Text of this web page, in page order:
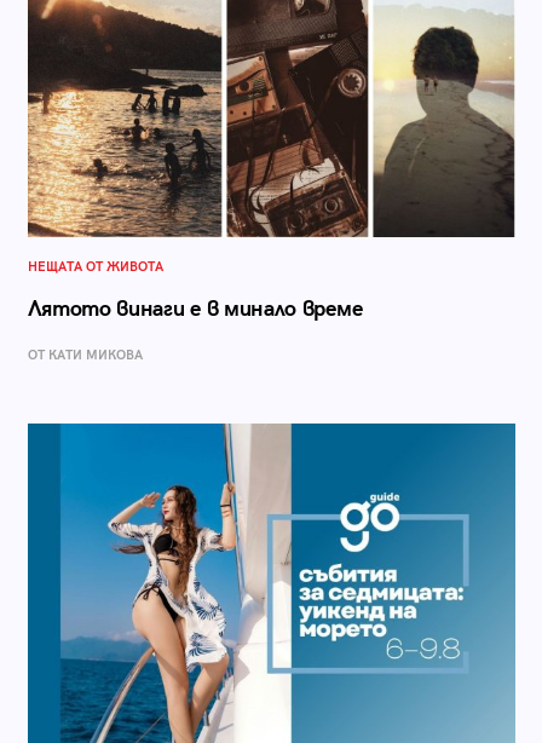
НЕЩАТА ОТ ЖИВОТА
Лятото винаги е в минало време
ОТ КАТИ МИКОВА